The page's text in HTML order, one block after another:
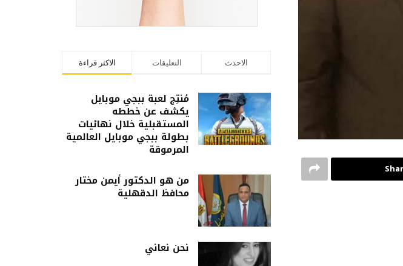
الاكثر قراءة التعليقات الاحدث
مُنتِج لعبة ببجي موبايل
يكشف عن خططه
المستقبلية خلال نهائيات
بطولة ببجي موبايل العالمية
المرموقة
من هو الدكتور أيمن مختار
محافظ الدقهلية
نحن نعاني